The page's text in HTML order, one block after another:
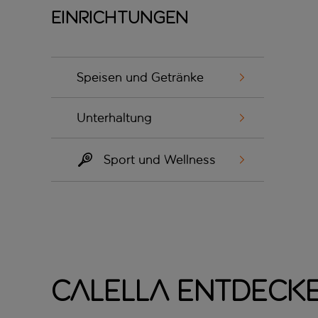
Einrichtungen
Speisen und Getränke
Unterhaltung
Sport und Wellness
Calella